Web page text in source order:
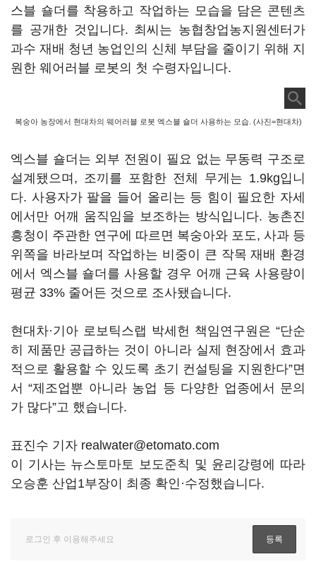
스블 숄더를 착용하고 작업하는 모습을 담은 콘텐츠
를 공개한 것입니다. 최씨는 농협창업농지원센터가
과수 재배 청년 농업인의 신체 부담을 줄이기 위해 지
원한 웨어러블 로봇의 첫 수령자입니다.
복숭아 농장에서 현대차의 웨어러블 로봇 엑스블 숄더 사용하는 모습. (사진=현대차)
엑스블 숄더는 외부 전원이 필요 없는 무동력 구조로
설계됐으며, 조끼를 포함한 전체 무게는 1.9kg입니
다. 사용자가 팔을 들어 올리는 등 힘이 필요한 자세
에서만 어깨 움직임을 보조하는 방식입니다. 농촌진
흥청이 주관한 연구에 따르면 복숭아와 포도, 사과 등
위쪽을 바라보며 작업하는 비중이 큰 작목 재배 환경
에서 엑스블 숄더를 사용할 경우 어깨 근육 사용량이
평균 33% 줄어든 것으로 조사됐습니다.
현대차·기아 로보틱스랩 박세헌 책임연구원은 “단순
히 제품만 공급하는 것이 아니라 실제 현장에서 효과
적으로 활용할 수 있도록 초기 컨설팅을 지원한다”면
서 “제조업뿐 아니라 농업 등 다양한 업종에서 문의
가 많다”고 했습니다.
표진수 기자 realwater@etomato.com
이 기사는 뉴스토마토 보도준칙 및 윤리강령에 따라
오승훈 산업1부장이 최종 확인·수정했습니다.